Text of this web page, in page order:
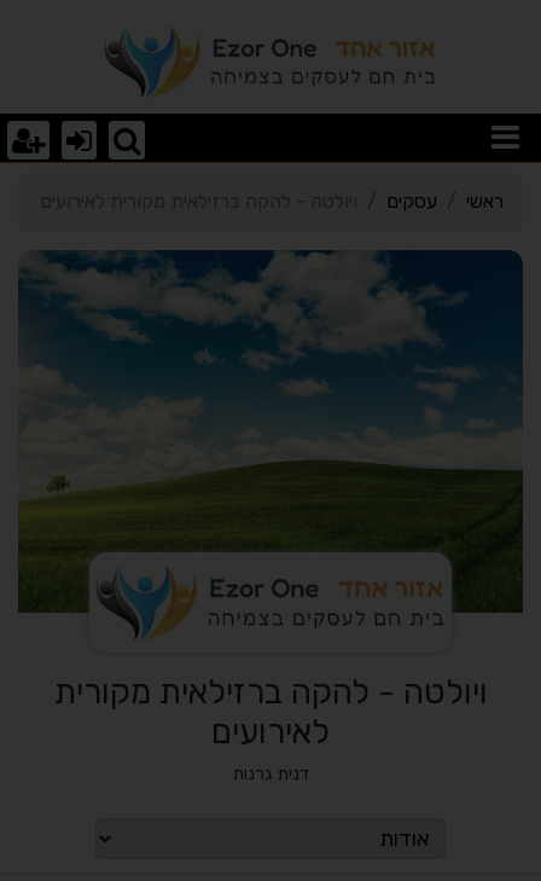
פרטי כרטיס העסק ויולטה
ראשי עסקים ויולטה - להקה ברזילאית מקורית לאירועים
ויולטה - להקה ברזילאית מקורית
לאירועים
דנית גרנות